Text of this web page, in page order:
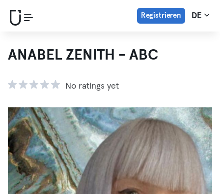
Registrieren DE
ANABEL ZENITH - ABC
No ratings yet